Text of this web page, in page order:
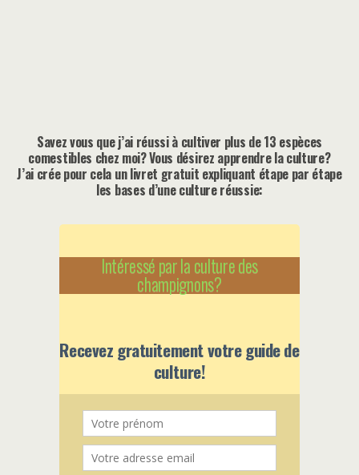
Savez vous que j’ai réussi à cultiver plus de 13 espèces
comestibles chez moi? Vous désirez apprendre la culture?
J’ai crée pour cela un livret gratuit expliquant étape par étape
les bases d’une culture réussie:
Intéressé par la culture des
champignons?
Recevez gratuitement votre guide de
culture!